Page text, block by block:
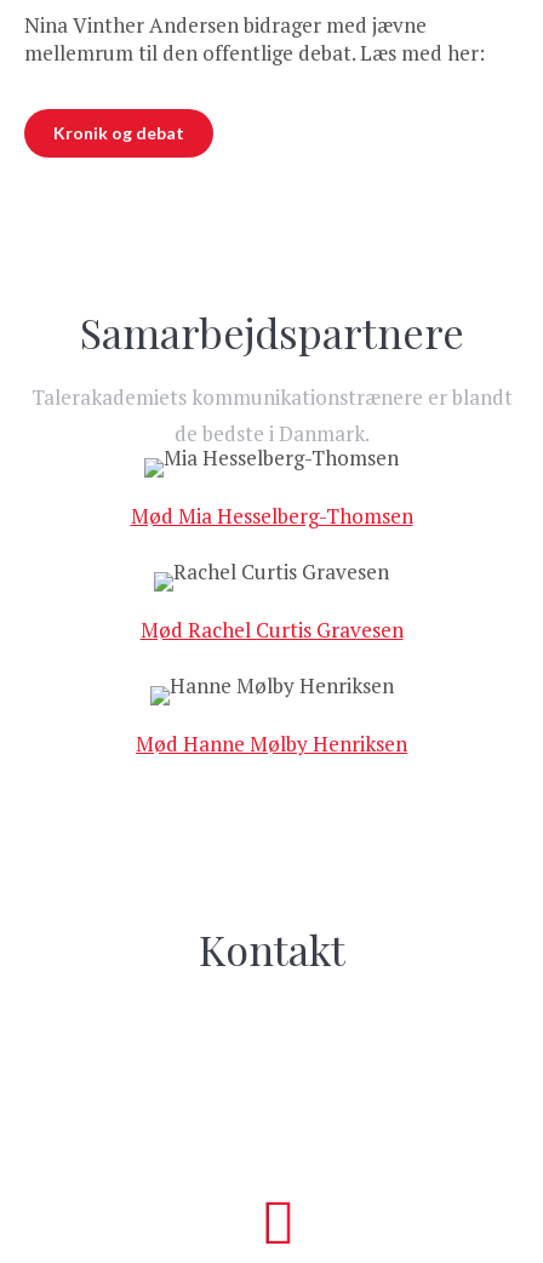
Nina Vinther Andersen bidrager med jævne
mellemrum til den offentlige debat. Læs med her:
Kronik og debat
Samarbejdspartnere
Talerakademiets kommunikationstrænere er blandt
de bedste i Danmark.
Mød Mia Hesselberg-Thomsen
Mød Rachel Curtis Gravesen
Mød Hanne Mølby Henriksen
Kontakt